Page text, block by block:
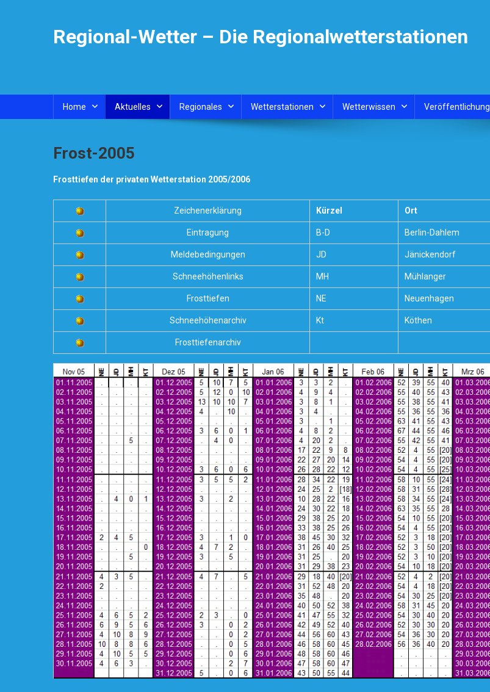
Regional-Wetter – Die Regionalwetterstationen
Home Aktuelles Regionales Wetterstationen Wetterwissen Veröffentlichung
Frost-2005
Frosttiefen der privaten Wetterstation 2005/2006
Zeichenerklärung Kürzel Ort
Eintragung B-D Berlin-Dahlem
Meldebedingungen JD Jänickendorf
Schneehöhenlinks MH Mühlanger
Frosttiefen NE Neuenhagen
Schneehöhenarchiv Kt Köthen
Frosttiefenarchiv